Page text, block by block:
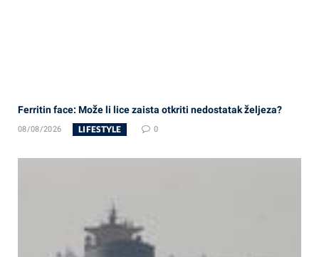
Ferritin face: Može li lice zaista otkriti nedostatak željeza?
08/08/2026 LIFESTYLE 0